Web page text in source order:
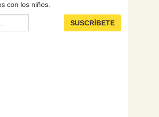
con los niños.
SUSCRÍBETE